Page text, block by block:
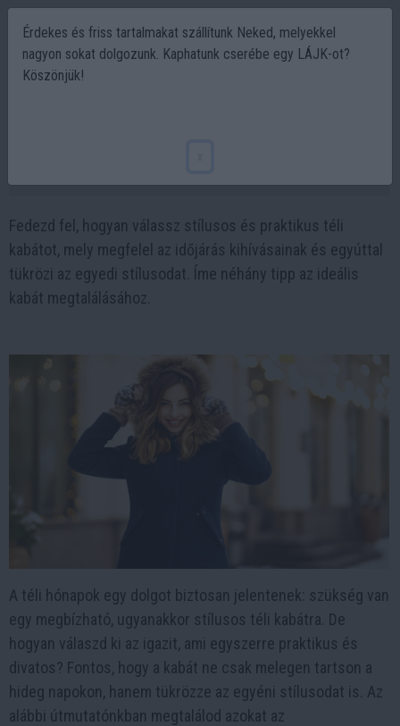
Fedezd fel, hogyan válassz stílusos és praktikus téli
kabátot, mely megfelel az időjárás kihívásainak és egyúttal
tükrözi az egyedi stílusodat. Íme néhány tipp az ideális
kabát megtalálásához.
A téli hónapok egy dolgot biztosan jelentenek: szükség van
egy megbízható, ugyanakkor stílusos téli kabátra. De
hogyan válaszd ki az igazit, ami egyszerre praktikus és
divatos? Fontos, hogy a kabát ne csak melegen tartson a
hideg napokon, hanem tükrözze az egyéni stílusodat is. Az
alábbi útmutatónkban megtalálod azokat az
Érdekes és friss tartalmakat szállítunk Neked, melyekkel
nagyon sokat dolgozunk. Kaphatunk cserébe egy LÁJK-ot?
Köszönjük!